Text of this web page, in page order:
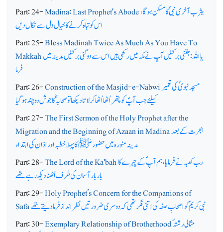
Part: 24-Madina: Last Prophet's Abodeیثرب آخری نبیؐ کا مسکن ہوگا،
اس کو تباہ کرنے کا خیال دل سے نکال دیں
Part: 25-Bless Madinah Twice As Much As You Have To
Makkahیا اللہ: جتنی برکتیں آپ نے مکہ میں رکھی ہیں اس سے دوگنی برکتیں مدینہ میں
فرما
Part: 26-Construction of the Masjid-e-Nabwiمسجد نبویؐ کی تعمیر
کیلئے جب آپؐ کو پتھر اُٹھا اُٹھا کر لاتا دیکھا تو صحابہؓ کا جوش دوچند ہو گیا
Part: 27-The First Sermon of the Holy Prophet after the
Migration and the Beginning of Azaan in Madinaہجرت کے بعد
مدینہ منورہ میں حضورﷺ کا پہلا خطبہ اور اذان کی ابتداء
Part: 28-The Lord of the Ka'bahرب کعبہ نے فرمایا، ہم آپ ؐکے چہرے کا
بار بار آسمان کی طرف اُٹھنا دیکھ رہے تھے
Part: 29-Holy Prophet’s Concern for the Companions of
Safaنبی کریمؐ کو اصحابِ صفہ کی اتنی فکر تھی کہ دوسری ضرورتیں نظر انداز فرمادیتے تھے
Part: 30-Exemplary Relationship of Brotherhoodمثالی رشتہ ٔ